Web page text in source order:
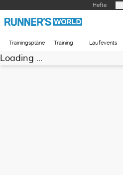
Hefte
Trainingspläne Training Laufevents
Loading ...